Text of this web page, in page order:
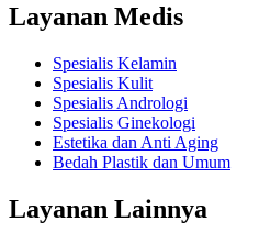
Layanan Medis
Spesialis Kelamin
Spesialis Kulit
Spesialis Andrologi
Spesialis Ginekologi
Estetika dan Anti Aging
Bedah Plastik dan Umum
Layanan Lainnya